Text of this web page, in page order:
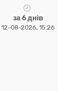
за 6 днів
12-08-2026, 15:26